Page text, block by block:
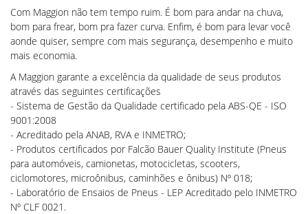
Com Maggion não tem tempo ruim. É bom para andar na chuva,
bom para frear, bom pra fazer curva. Enfim, é bom para levar você
aonde quiser, sempre com mais segurança, desempenho e muito
mais economia.
A Maggion garante a excelência da qualidade de seus produtos
através das seguintes certificações
- Sistema de Gestão da Qualidade certificado pela ABS-QE - ISO
9001:2008
- Acreditado pela ANAB, RVA e INMETRO;
- Produtos certificados por Falcão Bauer Quality Institute (Pneus
para automóveis, camionetas, motocicletas, scooters,
ciclomotores, microônibus, caminhões e ônibus) Nº 018;
- Laboratório de Ensaios de Pneus - LEP Acreditado pelo INMETRO
Nº CLF 0021.